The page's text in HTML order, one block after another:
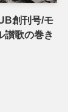
創刊号/モ
讃歌の巻き